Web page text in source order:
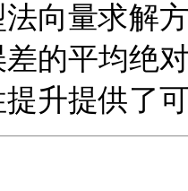
向量求解
的平均绝
升提供了